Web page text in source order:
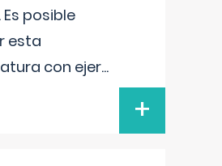
posible
esta
con ejer...
+